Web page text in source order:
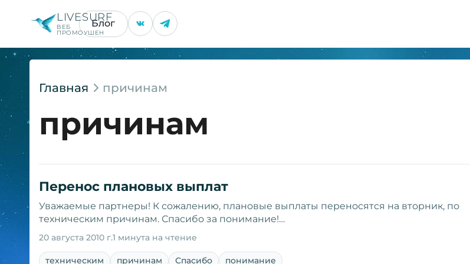
LIVESURF
ВЕБ
ПРОМОУШЕН
Блог
Главная причинам
причинам
Перенос плановых выплат
Уважаемые партнеры! К сожалению, плановые выплаты переносятся на вторник, по
техническим причинам. Спасибо за понимание!…
20 августа 2010 г.1 минута на чтение
техническим причинам Спасибо понимание